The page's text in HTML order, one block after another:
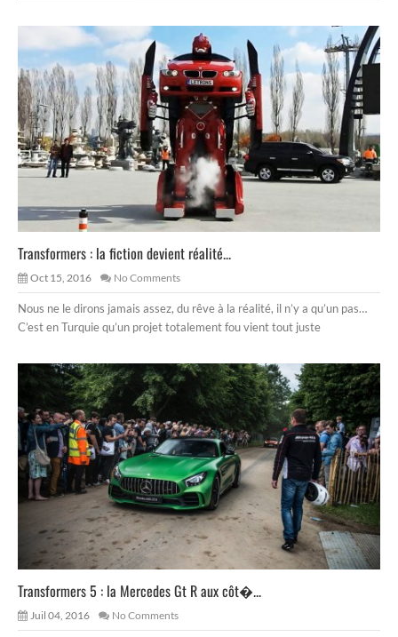
Transformers : la fiction devient réalité...
Oct 15, 2016 No Comments
Nous ne le dirons jamais assez, du rêve à la réalité, il n’y a qu’un pas…
C’est en Turquie qu’un projet totalement fou vient tout juste
Transformers 5 : la Mercedes Gt R aux côt�...
Juil 04, 2016 No Comments